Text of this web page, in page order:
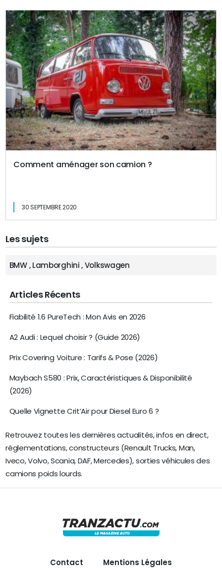
Comment aménager son camion ?
30 SEPTEMBRE 2020
Les sujets
BMW,Lamborghini,Volkswagen
Articles Récents
Fiabilité 1.6 PureTech : Mon Avis en 2026
A2 Audi : Lequel choisir ? (Guide 2026)
Prix Covering Voiture : Tarifs & Pose (2026)
Maybach S580 : Prix, Caractéristiques & Disponibilité
(2026)
Quelle Vignette Crit’Air pour Diesel Euro 6 ?
Retrouvez toutes les dernières actualités, infos en direct,
réglementations, constructeurs (Renault Trucks, Man,
Iveco, Volvo, Scania, DAF, Mercedes), sorties véhicules des
camions poids lourds.
Contact Mentions Légales